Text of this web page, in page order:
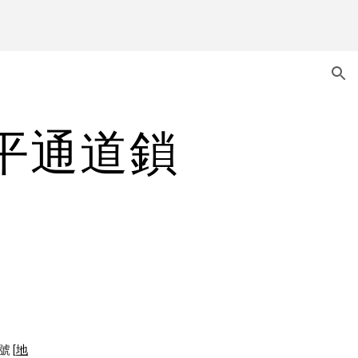
通道鎖
[
地